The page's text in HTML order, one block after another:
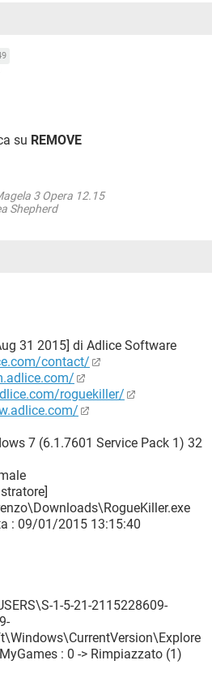
su REMOVE
3 Opera 12.15
Shepherd
31 2015] di Adlice Software
contact/
roguekiller/
7 (6.1.7601 Service Pack 1) 32
: 09/01/2015 13:15:40
1-5-21-2115228609-
: 0 -> Rimpiazzato (1)